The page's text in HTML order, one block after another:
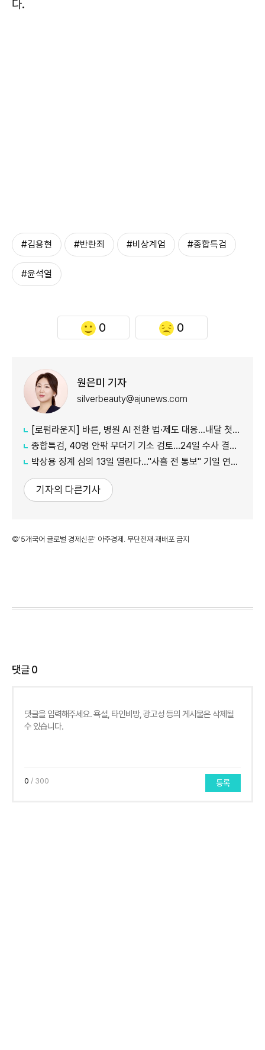
다.
#김용현 #반란죄 #비상계엄 #종합특검
#윤석열
0 0
원은미 기자
silverbeauty@ajunews.com
[로펌라운지] 바른, 병원 AI 전환 법·제도 대응…내달 첫 혁신 리더스 포럼
종합특검, 40명 안팎 무더기 기소 검토…24일 수사 결과 발표
박상용 징계 심의 13일 열린다…"사흘 전 통보" 기일 연기 신청
기자의 다른기사
©'5개국어 글로벌 경제신문' 아주경제. 무단전재·재배포 금지
댓글0
0 / 300 등록